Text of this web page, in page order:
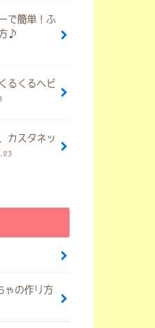
で簡単！ふ
♪
るくるヘビ
カスタネッ
ゃの作り方